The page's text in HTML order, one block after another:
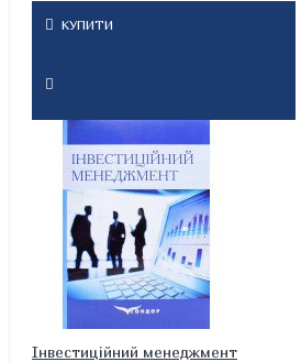
КУПИТИ
Інвестиційний менеджмент